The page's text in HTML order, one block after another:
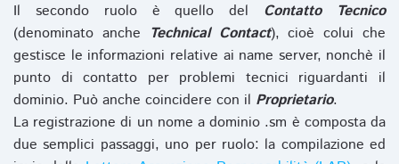
Il secondo ruolo è quello del Contatto Tecnico
(denominato anche Technical Contact), cioè colui che
gestisce le informazioni relative ai name server, nonchè il
punto di contatto per problemi tecnici riguardanti il
dominio. Può anche coincidere con il Proprietario.
La registrazione di un nome a dominio .sm è composta da
due semplici passaggi, uno per ruolo: la compilazione ed